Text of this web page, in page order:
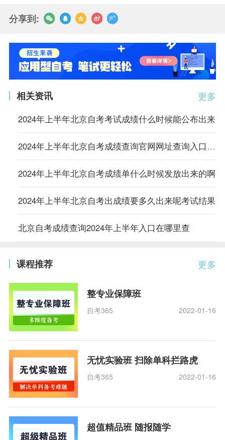
分享到:
更多
相关资讯
2024年上半年北京自考考试成绩什么时候能公布出来
2024年上半年北京自考成绩查询官网网址查询入口在哪儿查看
2024年上半年北京自考成绩单什么时候发放出来的啊
2024年上半年北京自考出成绩要多久出来呢考试结果
北京自考成绩查询2024年上半年入口在哪里查
更多
课程推荐
整专业保障班
自考365 2022-01-16
无忧实验班 扫除单科拦路虎
自考365 2022-01-16
超值精品班 随报随学